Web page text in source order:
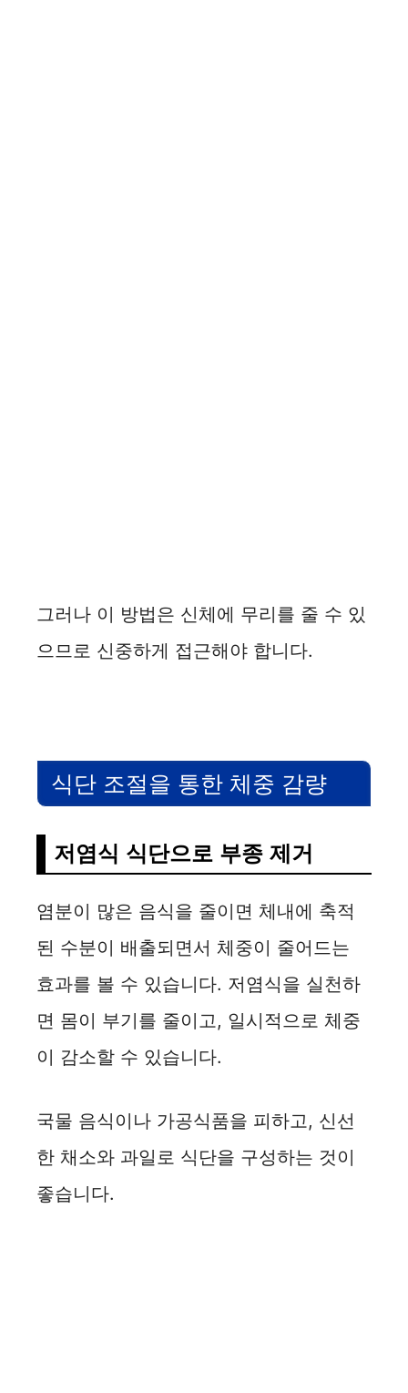
그러나 이 방법은 신체에 무리를 줄 수 있
으므로 신중하게 접근해야 합니다.
식단 조절을 통한 체중 감량
저염식 식단으로 부종 제거
염분이 많은 음식을 줄이면 체내에 축적
된 수분이 배출되면서 체중이 줄어드는
효과를 볼 수 있습니다. 저염식을 실천하
면 몸이 부기를 줄이고, 일시적으로 체중
이 감소할 수 있습니다.
국물 음식이나 가공식품을 피하고, 신선
한 채소와 과일로 식단을 구성하는 것이
좋습니다.